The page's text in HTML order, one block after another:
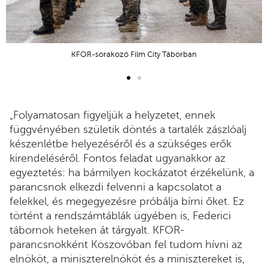
KFOR-sorakozó Film City Táborban
„Folyamatosan figyeljük a helyzetet, ennek
függvényében születik döntés a tartalék zászlóalj
készenlétbe helyezéséről és a szükséges erők
kirendeléséről. Fontos feladat ugyanakkor az
egyeztetés: ha bármilyen kockázatot érzékelünk, a
parancsnok elkezdi felvenni a kapcsolatot a
felekkel, és megegyezésre próbálja bírni őket. Ez
történt a rendszámtáblák ügyében is, Federici
tábornok heteken át tárgyalt. KFOR-
parancsnokként Koszovóban fel tudom hívni az
elnököt, a miniszterelnököt és a minisztereket is,